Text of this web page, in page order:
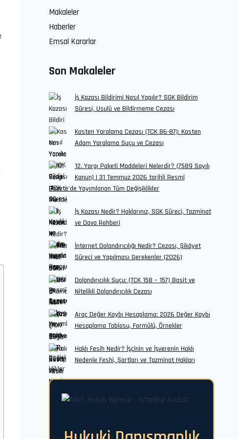
Makaleler
Haberler
Emsal Kararlar
Son Makaleler
İş Kazası Bildirimi Nasıl Yapılır? SGK Bildirim
Süresi, Usulü ve Bildirmeme Cezası
Kasten Yaralama Cezası (TCK 86-87): Kasten
Adam Yaralama Suçu ve Cezası
12. Yargı Paketi Maddeleri Nelerdir? (7589 Sayılı
Kanun) | 31 Temmuz 2026 tarihli Resmî
Gazete’de Yayımlanan Tüm Değişiklikler
İş Kazası Nedir? Haklarınız, SGK Süreci, Tazminat
ve Dava Rehberi
İnternet Dolandırıcılığı Nedir? Cezası, Şikâyet
Süreci ve Yapılması Gerekenler (2026)
Dolandırıcılık Suçu: (TCK 158 – 157) Basit ve
Nitelikli Dolandırıcılık Cezası
Araç Değer Kaybı Hesaplama: 2026 Değer Kaybı
Hesaplama Tablosu, Formülü, Örnekler
Haklı Fesih Nedir? İşçinin ve İşverenin Haklı
Nedenle Feshi, Şartları ve Tazminat Hakları